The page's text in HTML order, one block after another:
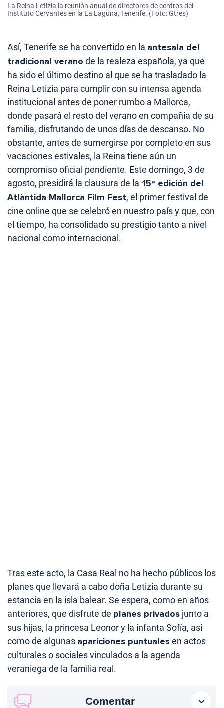
La Reina Letizia la reunión anual de directores de centros del
Instituto Cervantes en la La Laguna, Tenerife. (Foto: Gtres)
Así, Tenerife se ha convertido en la antesala del
tradicional verano de la realeza española, ya que
ha sido el último destino al que se ha trasladado la
Reina Letizia para cumplir con su intensa agenda
institucional antes de poner rumbo a Mallorca,
donde pasará el resto del verano en compañía de su
familia, disfrutando de unos días de descanso. No
obstante, antes de sumergirse por completo en sus
vacaciones estivales, la Reina tiene aún un
compromiso oficial pendiente. Este domingo, 3 de
agosto, presidirá la clausura de la 15ª edición del
Atlàntida Mallorca Film Fest, el primer festival de
cine online que se celebró en nuestro país y que, con
el tiempo, ha consolidado su prestigio tanto a nivel
nacional como internacional.
Tras este acto, la Casa Real no ha hecho públicos los
planes que llevará a cabo doña Letizia durante su
estancia en la isla balear. Se espera, como en años
anteriores, que disfrute de planes privados junto a
sus hijas, la princesa Leonor y la infanta Sofía, así
como de algunas apariciones puntualesen actos
culturales o sociales vinculados a la agenda
veraniega de la familia real.
Comentar